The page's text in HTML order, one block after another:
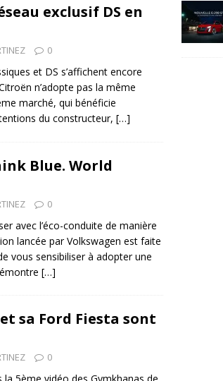
exclusif DS en
0
et DS s’affichent encore
n’adopte pas la même
marché, qui bénéficie
du constructeur, […]
Blue. World
0
avec l’éco-conduite de manière
lancée par Volkswagen est faite
vous sensibiliser à adopter une
[…]
sa Ford Fiesta sont
0